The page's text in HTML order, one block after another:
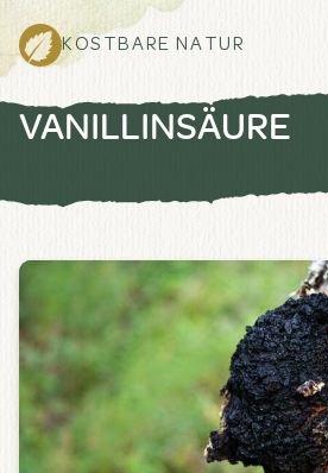
KOSTBARE NATUR
VANILLINSÄURE